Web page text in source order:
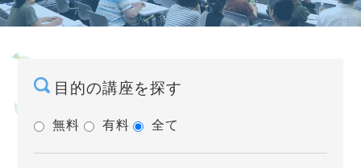
目的の講座を探す
無料 有料 全て